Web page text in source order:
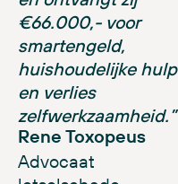
€66.000,- voor
smartengeld,
huishoudelijke hulp
en verlies
zelfwerkzaamheid.”
Rene Toxopeus
Advocaat